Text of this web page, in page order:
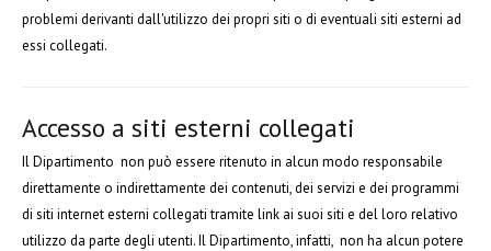
problemi derivanti dall'utilizzo dei propri siti o di eventuali siti esterni ad
essi collegati.
Accesso a siti esterni collegati
Il Dipartimento non può essere ritenuto in alcun modo responsabile
direttamente o indirettamente dei contenuti, dei servizi e dei programmi
di siti internet esterni collegati tramite link ai suoi siti e del loro relativo
utilizzo da parte degli utenti. Il Dipartimento, infatti, non ha alcun potere